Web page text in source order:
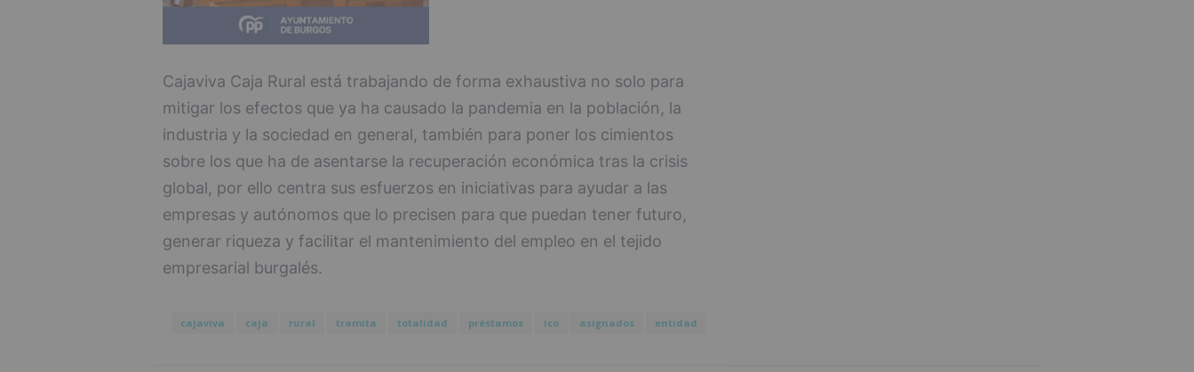
Cajaviva Caja Rural está trabajando de forma exhaustiva no solo para
mitigar los efectos que ya ha causado la pandemia en la población, la
industria y la sociedad en general, también para poner los cimientos
sobre los que ha de asentarse la recuperación económica tras la crisis
global, por ello centra sus esfuerzos en iniciativas para ayudar a las
empresas y autónomos que lo precisen para que puedan tener futuro,
generar riqueza y facilitar el mantenimiento del empleo en el tejido
empresarial burgalés.
cajaviva caja rural tramita totalidad préstamos ico asignados entidad